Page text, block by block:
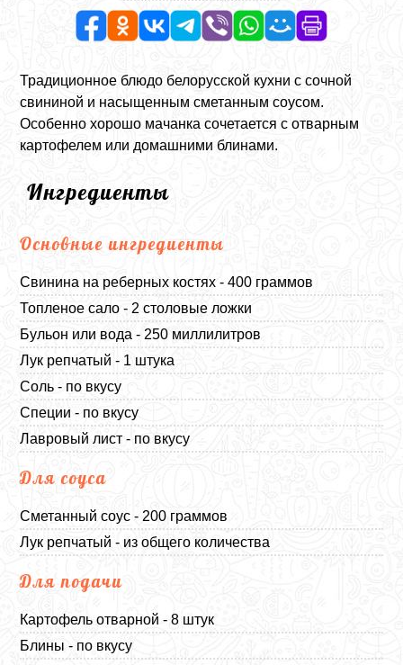
Традиционное блюдо белорусской кухни с сочной
свининой и насыщенным сметанным соусом.
Особенно хорошо мачанка сочетается с отварным
картофелем или домашними блинами.
Ингредиенты
Основные ингредиенты
Свинина на реберных костях - 400 граммов
Топленое сало - 2 столовые ложки
Бульон или вода - 250 миллилитров
Лук репчатый - 1 штука
Соль - по вкусу
Специи - по вкусу
Лавровый лист - по вкусу
Для соуса
Сметанный соус - 200 граммов
Лук репчатый - из общего количества
Для подачи
Картофель отварной - 8 штук
Блины - по вкусу